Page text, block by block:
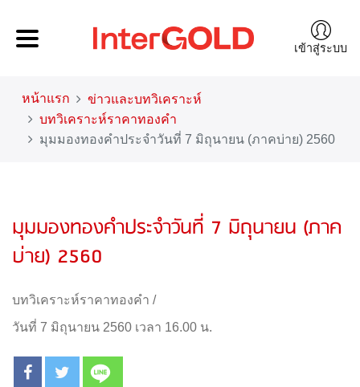
เข้าสู่ระบบ
หน้าแรก
ข่าวและบทวิเคราะห์
บทวิเคราะห์ราคาทองคำ
มุมมองทองคำประจำวันที่ 7 มิถุนายน (ภาคบ่าย) 2560
มุมมองทองคำประจำวันที่ 7 มิถุนายน (ภาค
บ่าย) 2560
บทวิเคราะห์ราคาทองคำ /
วันที่ 7 มิถุนายน 2560 เวลา 16.00 น.